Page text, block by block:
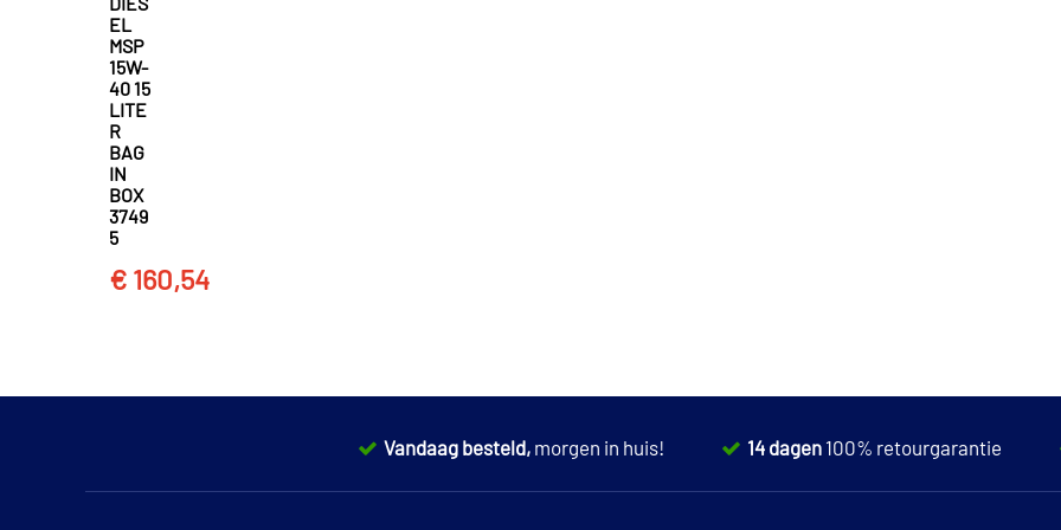
DIES
EL
MSP
15W-
40 15
LITE
R
BAG
IN
BOX
3749
5
€ 160,54
Vandaag besteld, morgen in huis! 14 dagen 100% retourgarantie